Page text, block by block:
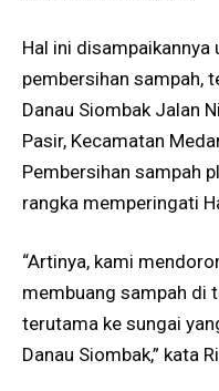
Hal ini
pembersihan sampah,
Danau Siombak Jalan
Pasir, Kecamatan
Pembersihan sampah
rangka memperingati
“Artinya, kami
membuang sampah di
terutama ke sungai
Danau Siombak,” kata